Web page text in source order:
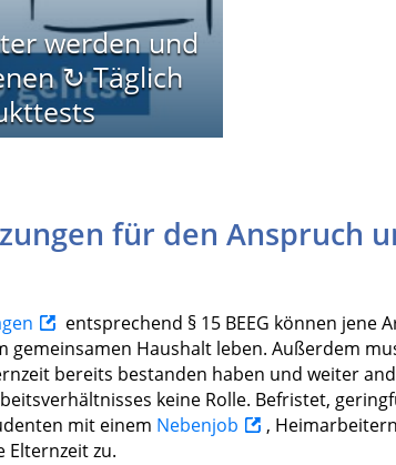
werden und
↻ Täglich
für den Anspruch
entsprechend § 15 BEEG können jene
gemeinsamen Haushalt leben. Außerdem
bereits bestanden haben und weiter
keine Rolle. Befristet,
mit einem Nebenjob
,
Elternzeit zu.
Nach